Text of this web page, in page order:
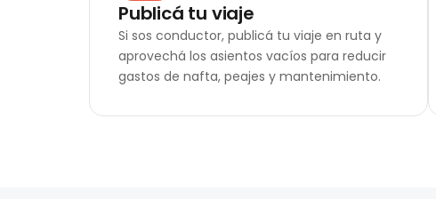
Publicá tu viaje
Si sos conductor, publicá tu viaje en ruta y
aprovechá los asientos vacíos para reducir
gastos de nafta, peajes y mantenimiento.